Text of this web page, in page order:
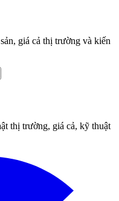
giá cả thị trường và kiến
thị trường, giá cả, kỹ thuật